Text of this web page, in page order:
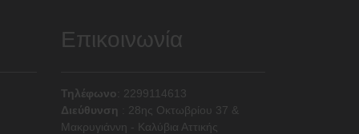
Επικοινωνία
Τηλέφωνο : 2299114613
Διεύθυνση
28ης Οκτωβρίου 37 &
Μακρυγιάννη - Καλύβια Αττικής